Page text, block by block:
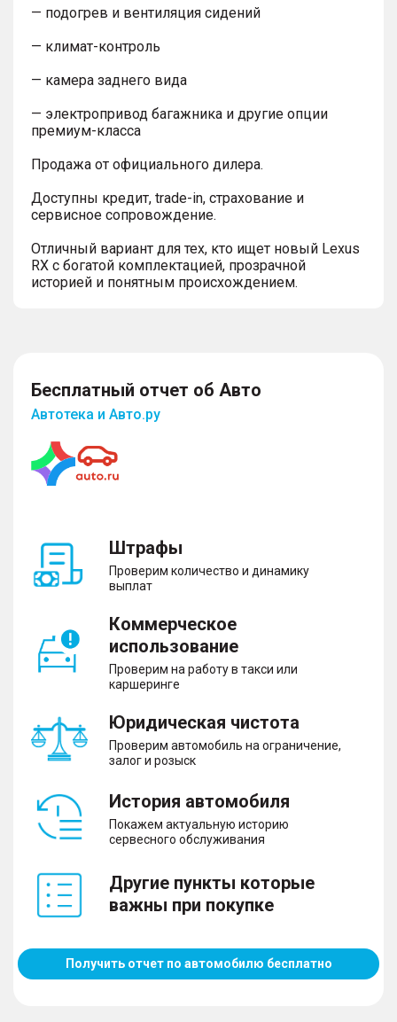
— подогрев и вентиляция сидений
— климат-контроль
— камера заднего вида
— электропривод багажника и другие опции
премиум-класса
Продажа от официального дилера.
Доступны кредит, trade-in, страхование и
сервисное сопровождение.
Отличный вариант для тех, кто ищет новый Lexus
RX с богатой комплектацией, прозрачной
историей и понятным происхождением.
Бесплатный отчет об Авто
Автотека и Авто.ру
Штрафы
Проверим количество и динамику
выплат
Коммерческое
использование
Проверим на работу в такси или
каршеринге
Юридическая чистота
Проверим автомобиль на ограничение,
залог и розыск
История автомобиля
Покажем актуальную историю
сервесного обслуживания
Другие пункты которые
важны при покупке
Получить отчет по автомобилю бесплатно